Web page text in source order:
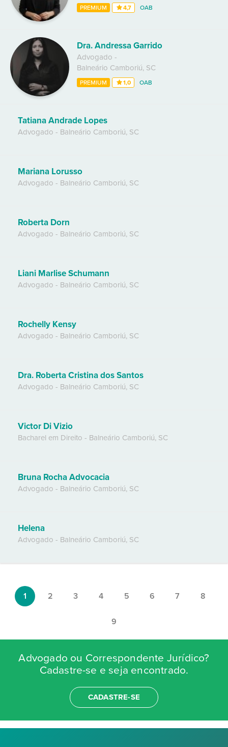
PREMIUM 4,7 OAB
Dra. Andressa Garrido
Advogado -
Balneário Camboriú, SC
PREMIUM 1,0 OAB
Tatiana Andrade Lopes
Advogado - Balneário Camboriú, SC
Mariana Lorusso
Advogado - Balneário Camboriú, SC
Roberta Dorn
Advogado - Balneário Camboriú, SC
Liani Marlise Schumann
Advogado - Balneário Camboriú, SC
Rochelly Kensy
Advogado - Balneário Camboriú, SC
Dra. Roberta Cristina dos Santos
Advogado - Balneário Camboriú, SC
Victor Di Vizio
Bacharel em Direito - Balneário Camboriú, SC
Bruna Rocha Advocacia
Advogado - Balneário Camboriú, SC
Helena
Advogado - Balneário Camboriú, SC
1 2 3 4 5 6 7 8
9
Advogado ou Correspondente Jurídico?
Cadastre-se e seja encontrado.
CADASTRE-SE